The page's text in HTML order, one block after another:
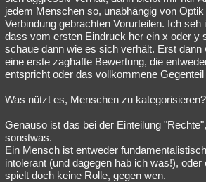
jedem Menschen so, unabhängig von
Verbindung gebrachten Vorurteilen. Ich
dass vom ersten Eindruck her ein x oder y
schaue dann wie es sich verhält. Erst dann
eine erste zaghafte Bewertung, die
entspricht oder das vollkommene Gegenteil
Was nützt es, Menschen zu kategorisieren?
Genauso ist das bei der Einteilung
sonstwas.
Ein Mensch ist entweder
intolerant (und dagegen hab ich was!),
spielt doch keine Rolle, gegen wen.